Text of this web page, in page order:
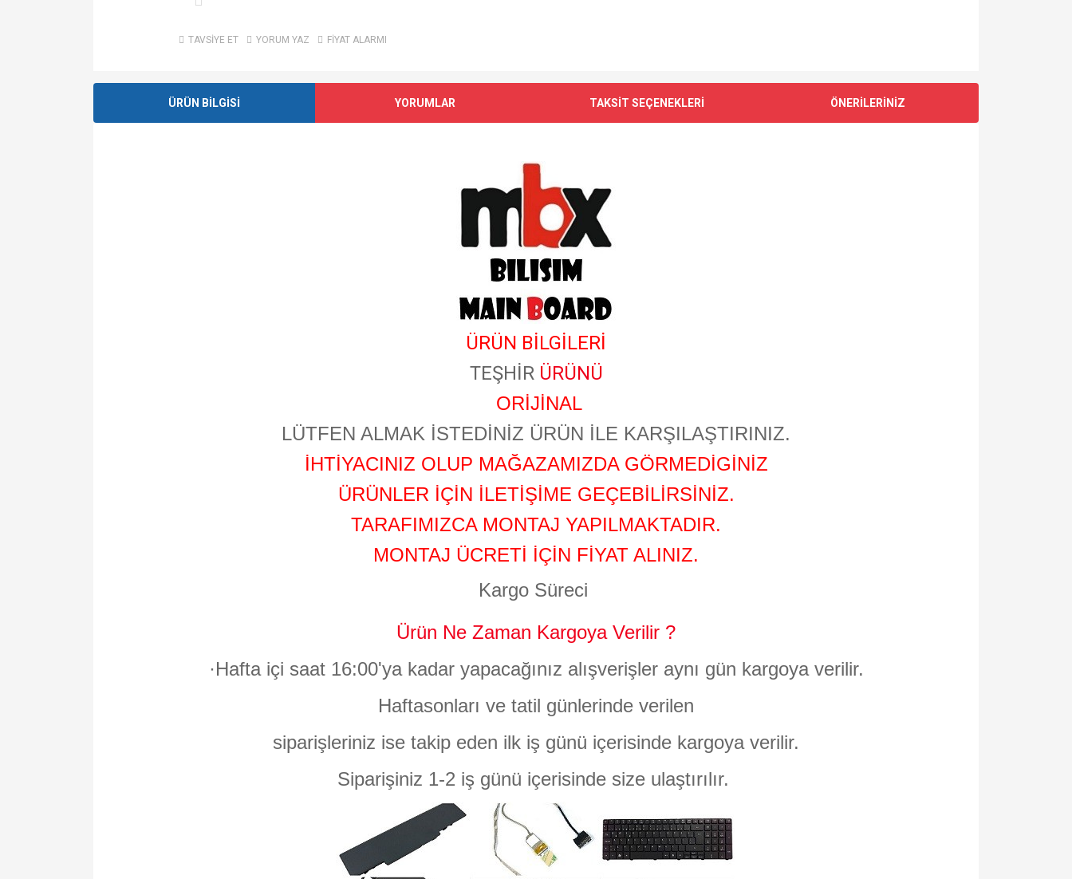
TAVSİYE ET YORUM YAZ FİYAT ALARMI
ÜRÜN BİLGİSİ YORUMLAR TAKSİT SEÇENEKLERİ ÖNERİLERİNİZ
ÜRÜN BİLGİLERİ
TEŞHİR ÜRÜNÜ
ORİJİNAL
LÜTFEN ALMAK İSTEDİNİZ ÜRÜN İLE KARŞILAŞTIRINIZ.
İHTİYACINIZ OLUP MAĞAZAMIZDA GÖRMEDİGİNİZ
ÜRÜNLER İÇİN İLETİŞİME GEÇEBİLİRSİNİZ.
TARAFIMIZCA MONTAJ YAPILMAKTADIR.
MONTAJ ÜCRETİ İÇİN FİYAT ALINIZ.
Kargo Süreci
Ürün Ne Zaman Kargoya Verilir ?
·Hafta içi saat 16:00'ya kadar yapacağınız alışverişler aynı gün kargoya verilir.
Haftasonları ve tatil günlerinde verilen
siparişleriniz ise takip eden ilk iş günü içerisinde kargoya verilir.
Siparişiniz 1-2 iş günü içerisinde size ulaştırılır.